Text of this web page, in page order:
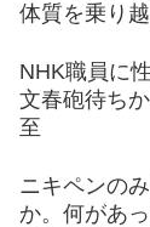
体質を乗り
NHK職員に
文春砲待ち
至
ニキペンの
か。何があ